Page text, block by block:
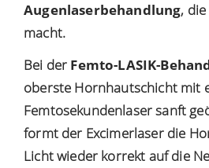
Augenlaserbehandlung,
macht.
Bei der Femto-LASIK-
oberste Hornhautschicht mit
Femtosekundenlaser sanft
formt der Excimerlaser die
Licht wieder korrekt auf die